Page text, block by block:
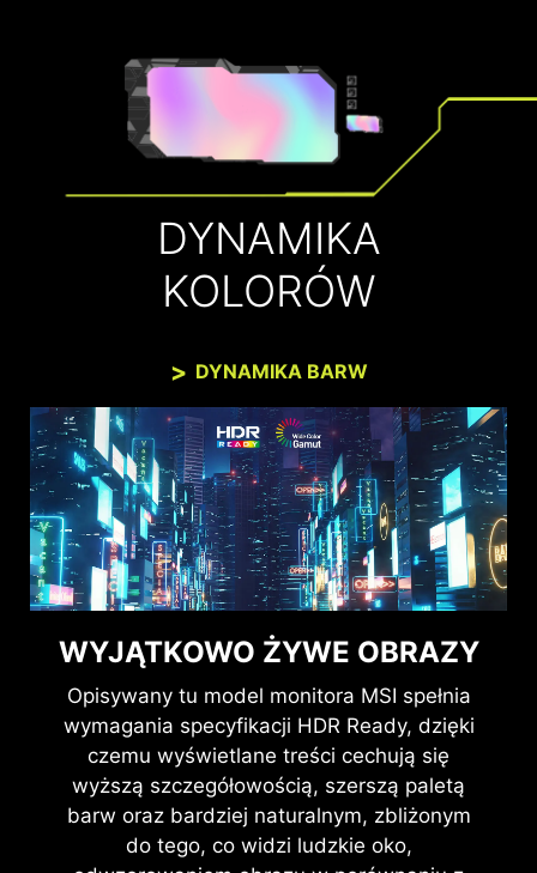
funkcję VRR. Ciesz się płynną rozgrywką bez
efektu rozrywania obrazu.
DYNAMIKA
KOLORÓW
DYNAMIKA BARW
WYJĄTKOWO ŻYWE OBRAZY
Opisywany tu model monitora MSI spełnia
wymagania specyfikacji HDR Ready, dzięki
czemu wyświetlane treści cechują się
wyższą szczegółowością, szerszą paletą
barw oraz bardziej naturalnym, zbliżonym
do tego, co widzi ludzkie oko,